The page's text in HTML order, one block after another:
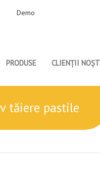
PRODUSE CLIENȚII
tăiere pastile